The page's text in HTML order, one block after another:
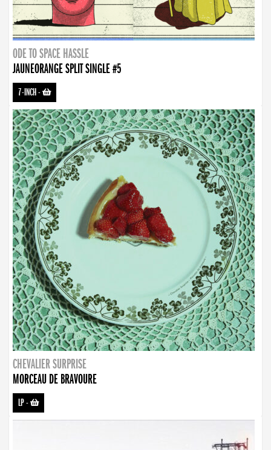
ODE TO SPACE HASSLE
JAUNEORANGE SPLIT SINGLE #5
7-INCH-
CHEVALIER SURPRISE
MORCEAU DE BRAVOURE
LP-